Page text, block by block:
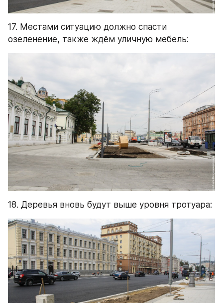
17. Местами ситуацию должно спасти
озеленение, также ждём уличную мебель:
18. Деревья вновь будут выше уровня тротуара: